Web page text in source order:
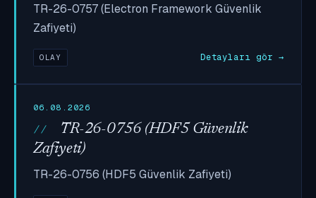
TR-26-0757 (Electron Framework Güvenlik
Zafiyeti)
OLAY Detayları gör →
06.08.2026
TR-26-0756 (HDF5 Güvenlik
Zafiyeti)
TR-26-0756 (HDF5 Güvenlik Zafiyeti)